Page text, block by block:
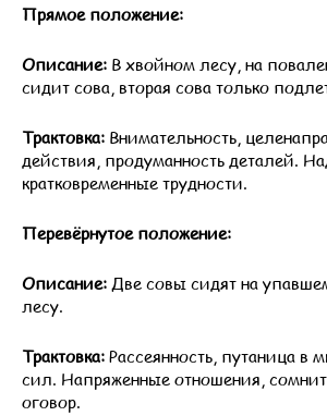
Прямое положение:
Описание: В хвойном лесу, на
сидит сова, вторая сова только
Трактовка: Внимательность,
действия, продуманность деталей.
кратковременные трудности.
Перевёрнутое положение:
Описание: Две совы сидят на
лесу.
Трактовка:Рассеянность, путаница в
сил. Напряженные отношения,
оговор.